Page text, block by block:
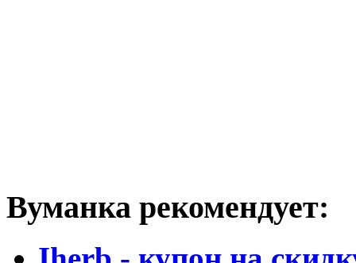
Вуманка рекомендует: